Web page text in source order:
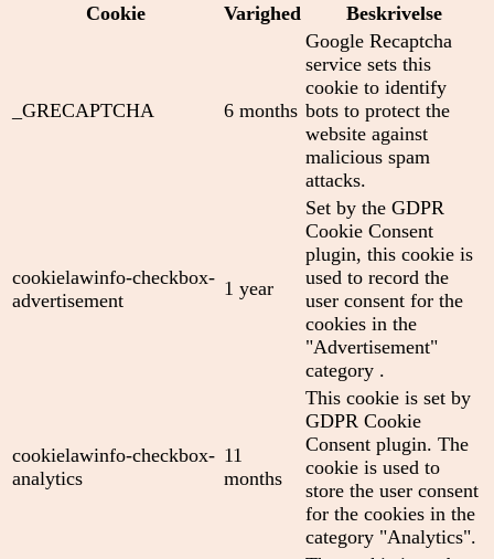
Cookie
Varighed Beskrivelse
_GRECAPTCHA 6 months
Google Recaptcha
service sets this
cookie to identify
bots to protect the
website against
malicious spam
attacks.
cookielawinfo-checkbox-
advertisement
1 year
Set by the GDPR
Cookie Consent
plugin, this cookie is
used to record the
user consent for the
cookies in the
"Advertisement"
category .
cookielawinfo-checkbox-
analytics
11
months
This cookie is set by
GDPR Cookie
Consent plugin. The
cookie is used to
store the user consent
for the cookies in the
category "Analytics".